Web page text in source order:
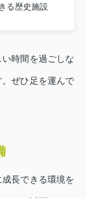
る歴史施設
時間を過ごしな
ぜひ足を運んで
長できる環境を